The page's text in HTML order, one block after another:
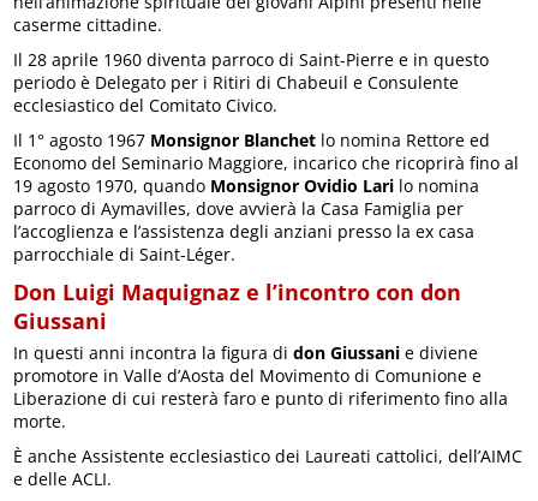
caserme cittadine.
Il 28 aprile 1960 diventa parroco di Saint-Pierre e in questo
periodo è Delegato per i Ritiri di Chabeuil e Consulente
ecclesiastico del Comitato Civico.
Il 1° agosto 1967 Monsignor Blanchet lo nomina Rettore ed
Economo del Seminario Maggiore, incarico che ricoprirà fino al
19 agosto 1970, quando Monsignor Ovidio Lari lo nomina
parroco di Aymavilles, dove avvierà la Casa Famiglia per
l’accoglienza e l’assistenza degli anziani presso la ex casa
parrocchiale di Saint-Léger.
Don Luigi Maquignaz e l’incontro con don
Giussani
In questi anni incontra la figura didon Giussani e diviene
promotore in Valle d’Aosta del Movimento di Comunione e
Liberazione di cui resterà faro e punto di riferimento fino alla
morte.
È anche Assistente ecclesiastico dei Laureati cattolici, dell’AIMC
e delle ACLI.